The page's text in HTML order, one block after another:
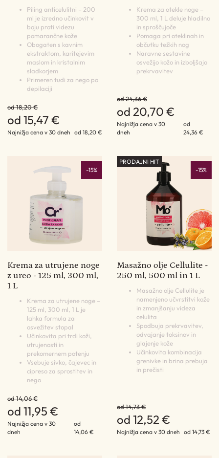
Piling anticelulitni – 200
ml je izredno učinkovit v
boju proti videzu
pomarančne kože
Obogaten s kavnim
ekstraktom, karitejevim
maslom in kristalnim
sladkorjem
Primeren tudi za nego po
depilaciji
od 18,20 €
od 15,47 €
Najnižja cena v 30 dneh od 18,20 €
Krema za otekle noge –
300 ml, 1 L deluje hladilno
in sproščujoče
Pomaga pri oteklinah in
občutku težkih nog
Naravne sestavine
osvežijo kožo in izboljšajo
prekrvavitev
od 24,36 €
od 20,70 €
Najnižja cena v 30
dneh
od
24,36 €
-15%
Krema za utrujene noge
z ureo - 125 ml, 300 ml,
1 L
Krema za utrujene noge –
125 ml, 300 ml, 1 L je
lahka formula za
osvežitev stopal
Učinkovita pri trdi koži,
utrujenosti in
prekomernem potenju
Vsebuje sivko, čajevec in
cipreso za sprostitev in
nego
od 14,06 €
od 11,95 €
Najnižja cena v 30
dneh
od
14,06 €
-15%
PRODAJNI HIT
Masažno olje Cellulite -
250 ml, 500 ml in 1 L
Masažno olje Cellulite je
namenjeno učvrstitvi kože
in zmanjšanju videza
celulita
Spodbuja prekrvavitev,
odvajanje toksinov in
glajenje kože
Učinkovita kombinacija
grenivke in brina prebuja
in prečisti
od 14,73 €
od 12,52 €
Najnižja cena v 30 dneh od 14,73 €